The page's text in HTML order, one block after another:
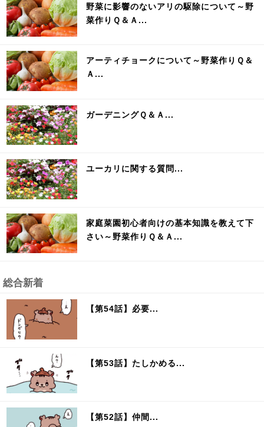
野菜に影響のないアリの駆除について～野
菜作りＱ＆Ａ...
アーティチョークについて～野菜作りＱ＆
Ａ...
ガーデニングＱ＆Ａ...
ユーカリに関する質問...
家庭菜園初心者向けの基本知識を教えて下
さい～野菜作りＱ＆Ａ...
総合新着
【第54話】必要...
【第53話】たしかめる...
【第52話】仲間...